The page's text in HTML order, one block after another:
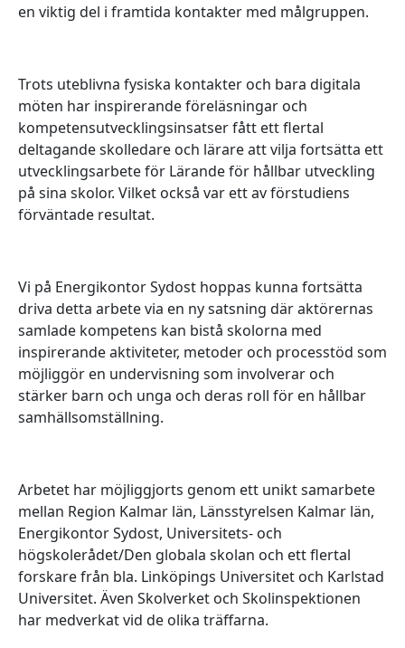
en viktig del i framtida kontakter med målgruppen.
Trots uteblivna fysiska kontakter och bara digitala
möten har inspirerande föreläsningar och
kompetensutvecklingsinsatser fått ett flertal
deltagande skolledare och lärare att vilja fortsätta ett
utvecklingsarbete för Lärande för hållbar utveckling
på sina skolor. Vilket också var ett av förstudiens
förväntade resultat.
Vi på Energikontor Sydost hoppas kunna fortsätta
driva detta arbete via en ny satsning där aktörernas
samlade kompetens kan bistå skolorna med
inspirerande aktiviteter, metoder och processtöd som
möjliggör en undervisning som involverar och
stärker barn och unga och deras roll för en hållbar
samhällsomställning.
Arbetet har möjliggjorts genom ett unikt samarbete
mellan Region Kalmar län, Länsstyrelsen Kalmar län,
Energikontor Sydost, Universitets- och
högskolerådet/Den globala skolan och ett flertal
forskare från bla. Linköpings Universitet och Karlstad
Universitet. Även Skolverket och Skolinspektionen
har medverkat vid de olika träffarna.